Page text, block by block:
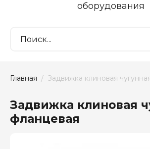
оборудования
Главная /  Задвижка клиновая
Задвижка клиновая
фланцевая